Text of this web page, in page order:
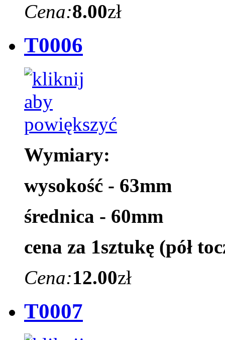
Cena:8.00zł
T0006
Wymiary:
wysokość - 63mm
średnica - 60mm
cena za 1sztukę (pół
Cena:12.00zł
T0007